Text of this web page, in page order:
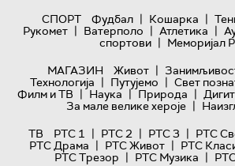
СПОРТ
Фудбал | Кошарка |
Рукомет | Ватерполо | Атлетика |
спортови | Меморијал
МАГАЗИН
Живот |
Технологијa | Путујемо | Свет
Филм и ТВ | Наука | Природа |
За мале велике хероје |
ТВ
РТС 1 | РТС 2 | РТС 3 | РТС
РТС Драма | РТС Живот | РТС
РТС Трезор | РТС Музика |